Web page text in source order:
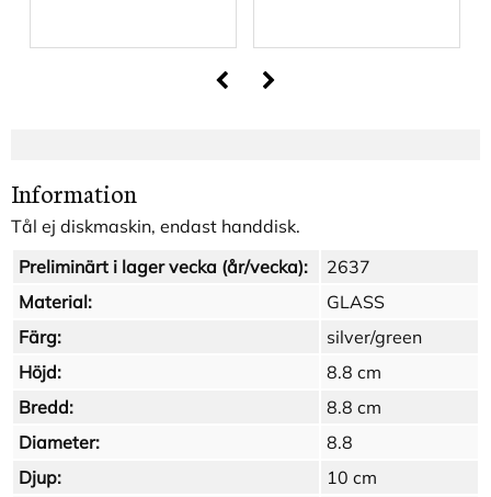
Information
Tål ej diskmaskin, endast handdisk.
Preliminärt i lager vecka (år/vecka):
2637
Material:
GLASS
Färg:
silver/green
Höjd:
8.8 cm
Bredd:
8.8 cm
Diameter:
8.8
Djup:
10 cm